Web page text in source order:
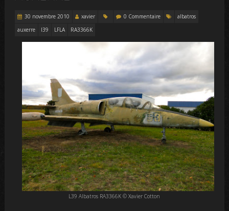
30 novembre 2010 xavier 0 Commentaire
albatros
auxerre
l39 LFLA RA3366K
L39 Albatros RA3366K © Xavier Cotton